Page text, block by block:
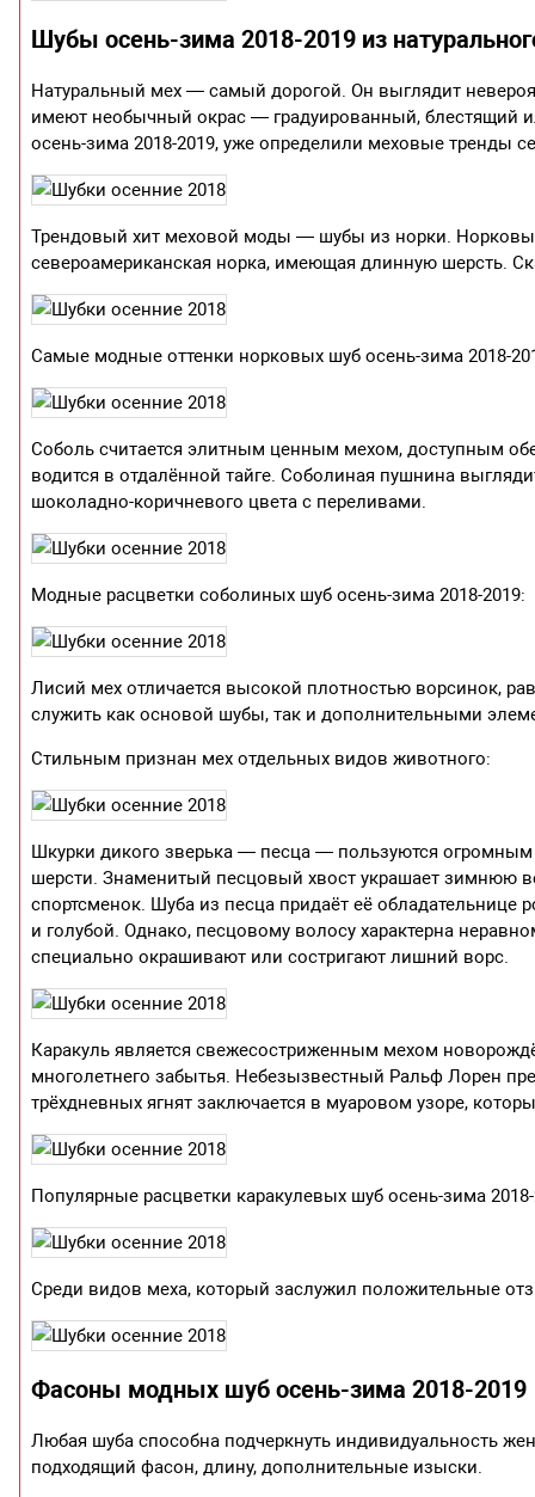
Шубы осень-зима 2018-2019 из
Натуральный мех — самый дорогой. Он выглядит
имеют необычный окрас — градуированный,
осень-зима 2018-2019, уже определили меховые тренды
Трендовый хит меховой моды — шубы из норки.
североамериканская норка, имеющая длинную шерсть.
Самые модные оттенки норковых шуб осень-зима 2018-
Соболь считается элитным ценным мехом, доступным
водится в отдалённой тайге. Соболиная пушнина
шоколадно-коричневого цвета с переливами.
Модные расцветки соболиных шуб осень-зима 2018-2019:
Лисий мех отличается высокой плотностью ворсинок,
служить как основой шубы, так и дополнительными
Стильным признан мех отдельных видов животного:
Шкурки дикого зверька — песца — пользуются
шерсти. Знаменитый песцовый хвост украшает зимнюю
спортсменок. Шуба из песца придаёт её
и голубой. Однако, песцовому волосу характерна
специально окрашивают или состригают лишний ворс.
Каракуль является свежесостриженным мехом
многолетнего забытья. Небезызвестный Ральф Лорен
трёхдневных ягнят заключается в муаровом узоре,
Популярные расцветки каракулевых шуб осень-зима
Среди видов меха, который заслужил положительные
Фасоны модных шуб осень-зима 2018-2019
Любая шуба способна подчеркнуть индивидуальность
подходящий фасон, длину, дополнительные изыски.